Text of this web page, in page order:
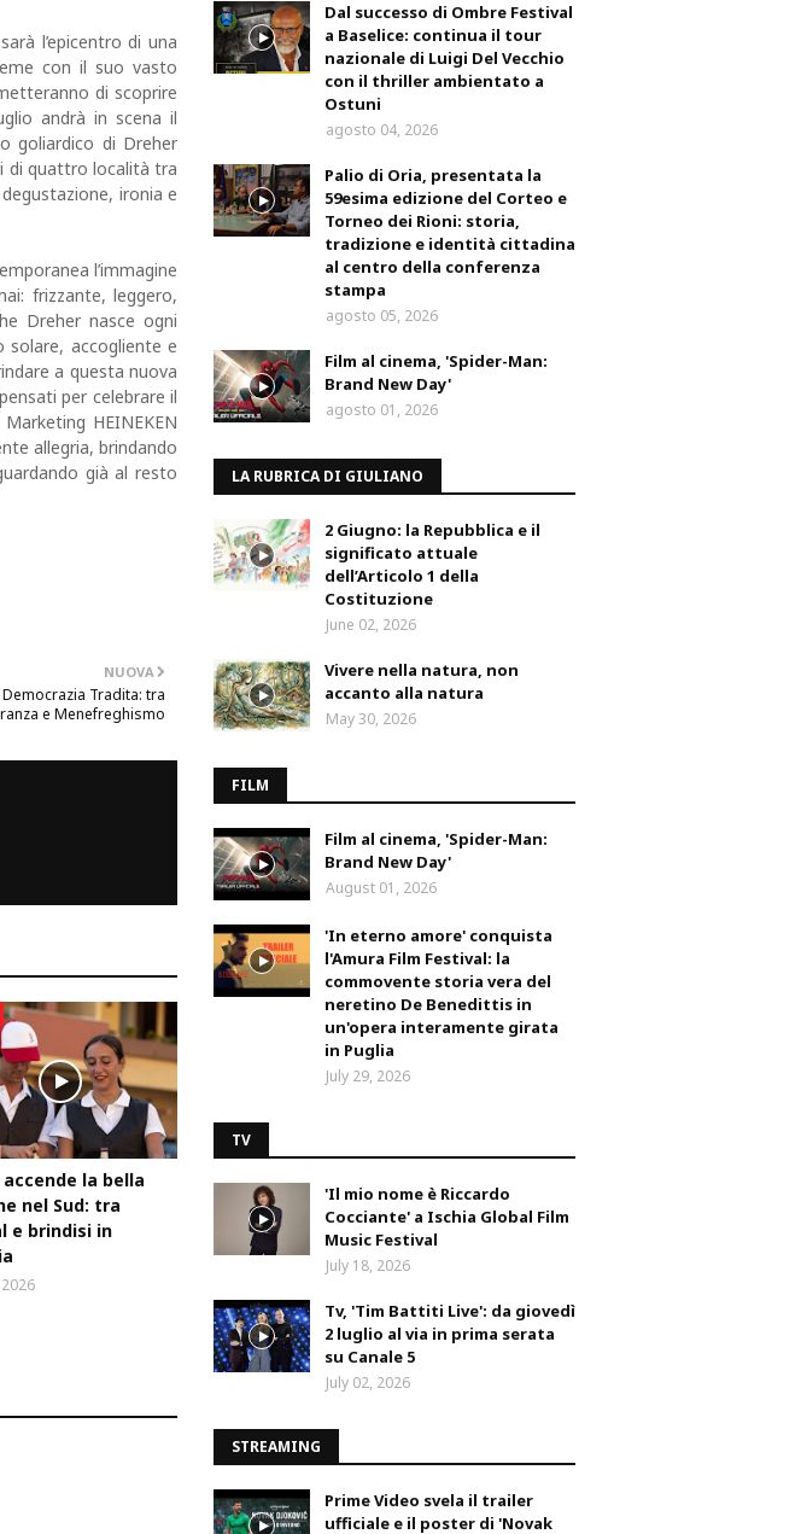
l’epicentro di una
con il suo vasto
di scoprire
andrà in scena il
goliardico di Dreher
di quattro località tra
ironia e
l’immagine
frizzante, leggero,
Dreher nasce ogni
solare, accogliente e
a questa nuova
per celebrare il
HEINEKEN
allegria, brindando
già al resto
NUOVA
Tradita: tra
e Menefreghismo
la bella
nel Sud: tra
e brindisi in
Dal successo di Ombre Festival
a Baselice: continua il tour
nazionale di Luigi Del Vecchio
con il thriller ambientato a
Ostuni
agosto 04, 2026
Palio di Oria, presentata la
59esima edizione del Corteo e
Torneo dei Rioni: storia,
tradizione e identità cittadina
al centro della conferenza
stampa
agosto 05, 2026
Film al cinema, 'Spider-Man:
Brand New Day'
agosto 01, 2026
LA RUBRICA DI GIULIANO
2 Giugno: la Repubblica e il
significato attuale
dell’Articolo 1 della
Costituzione
June 02, 2026
Vivere nella natura, non
accanto alla natura
May 30, 2026
FILM
Film al cinema, 'Spider-Man:
Brand New Day'
August 01, 2026
'In eterno amore' conquista
l'Amura Film Festival: la
commovente storia vera del
neretino De Benedittis in
un'opera interamente girata
in Puglia
July 29, 2026
TV
'Il mio nome è Riccardo
Cocciante' a Ischia Global Film
Music Festival
July 18, 2026
Tv, 'Tim Battiti Live': da giovedì
2 luglio al via in prima serata
su Canale 5
July 02, 2026
STREAMING
Prime Video svela il trailer
ufficiale e il poster di 'Novak